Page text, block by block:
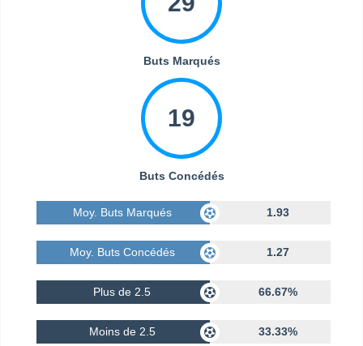
Buts Marqués
19
Buts Concédés
Moy. Buts Marqués 1.93
Moy. Buts Concédés 1.27
Plus de 2.5 66.67%
Moins de 2.5 33.33%